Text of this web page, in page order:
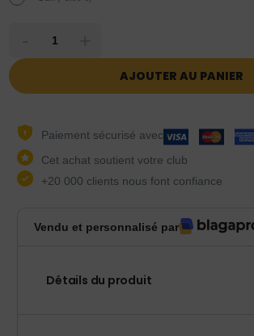
AJOUTER AU PANIER
Paiement sécurisé avec
Cet achat soutient votre club
+20 000 clients nous font confiance
Vendu et personnalisé par
Détails du produit